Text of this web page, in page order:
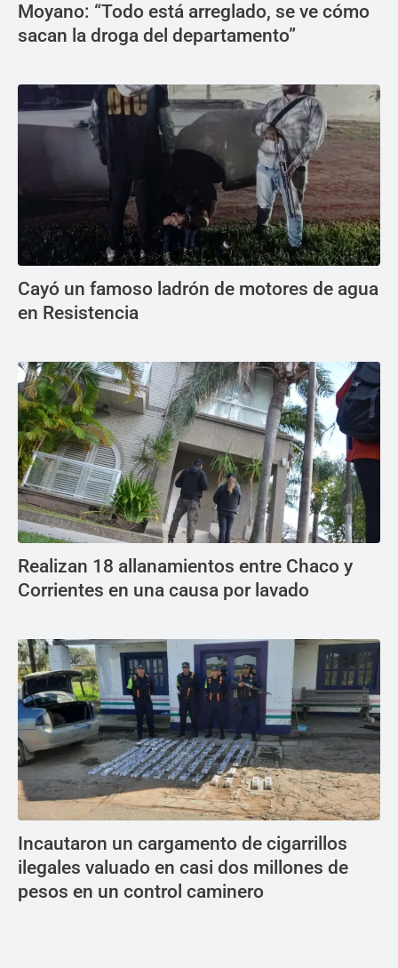
Moyano: “Todo está arreglado, se ve cómo
sacan la droga del departamento”
Cayó un famoso ladrón de motores de agua
en Resistencia
Realizan 18 allanamientos entre Chaco y
Corrientes en una causa por lavado
Incautaron un cargamento de cigarrillos
ilegales valuado en casi dos millones de
pesos en un control caminero